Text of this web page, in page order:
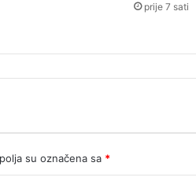
o
i
c
prije 7 sati
su označena sa *